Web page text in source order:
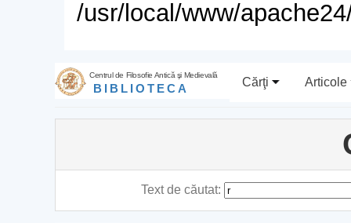
/usr/local/www/
Centrul de Filosofie Antică şi Medievală
BIBLIOTECA Cărţi Articole
Text de căutat: